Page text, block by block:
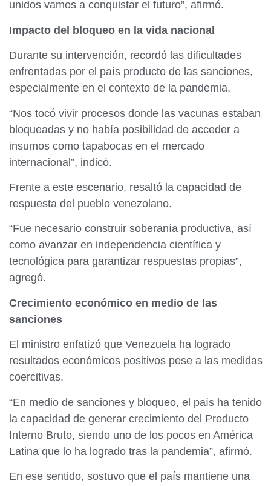
unidos vamos a conquistar el futuro”, afirmó.
Impacto del bloqueo en la vida nacional
Durante su intervención, recordó las dificultades
enfrentadas por el país producto de las sanciones,
especialmente en el contexto de la pandemia.
“Nos tocó vivir procesos donde las vacunas estaban
bloqueadas y no había posibilidad de acceder a
insumos como tapabocas en el mercado
internacional”, indicó.
Frente a este escenario, resaltó la capacidad de
respuesta del pueblo venezolano.
“Fue necesario construir soberanía productiva, así
como avanzar en independencia científica y
tecnológica para garantizar respuestas propias”,
agregó.
Crecimiento económico en medio de las
sanciones
El ministro enfatizó que Venezuela ha logrado
resultados económicos positivos pese a las medidas
coercitivas.
“En medio de sanciones y bloqueo, el país ha tenido
la capacidad de generar crecimiento del Producto
Interno Bruto, siendo uno de los pocos en América
Latina que lo ha logrado tras la pandemia”, afirmó.
En ese sentido, sostuvo que el país mantiene una